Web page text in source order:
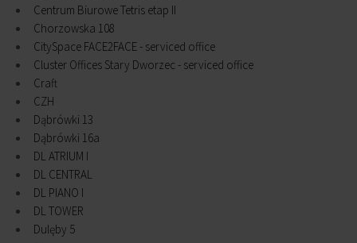
Centrum Biurowe Tetris etap II
Chorzowska 108
CitySpace FACE2FACE - serviced office
Cluster Offices Stary Dworzec - serviced office
Craft
CZH
Dąbrówki 13
Dąbrówki 16a
DL ATRIUM I
DL CENTRAL
DL PIANO I
DL TOWER
Dulęby 5